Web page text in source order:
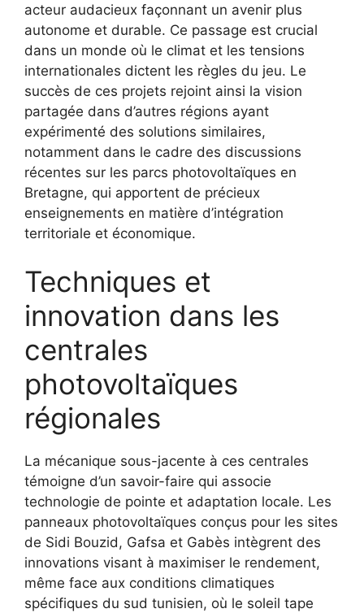
acteur audacieux façonnant un avenir plus
autonome et durable. Ce passage est crucial
dans un monde où le climat et les tensions
internationales dictent les règles du jeu. Le
succès de ces projets rejoint ainsi la vision
partagée dans d’autres régions ayant
expérimenté des solutions similaires,
notamment dans le cadre des discussions
récentes sur les parcs photovoltaïques en
Bretagne, qui apportent de précieux
enseignements en matière d’intégration
territoriale et économique.
Techniques et
innovation dans les
centrales
photovoltaïques
régionales
La mécanique sous-jacente à ces centrales
témoigne d’un savoir-faire qui associe
technologie de pointe et adaptation locale. Les
panneaux photovoltaïques conçus pour les sites
de Sidi Bouzid, Gafsa et Gabès intègrent des
innovations visant à maximiser le rendement,
même face aux conditions climatiques
spécifiques du sud tunisien, où le soleil tape